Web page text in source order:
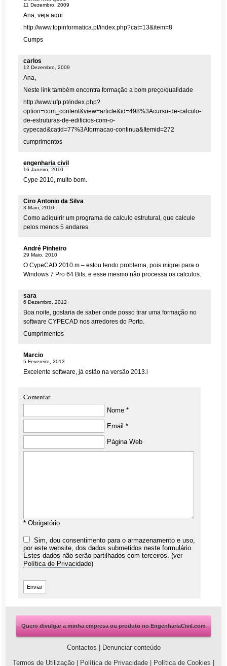
11 Dezembro, 2009
Ana, veja aqui
http://www.topinformatica.pt/index.php?cat=13&item=8
Cumps
carlos
12 Dezembro, 2009
Ana,
Neste link também encontra formação a bom preço/qualidade
http://www.ufp.pt/index.php?
option=com_content&view=article&id=498%3Acurso-de-calculo-
de-estruturas-de-edificios-com-o-
cypecad&catid=77%3Aformacao-continua&Itemid=272
cumprimentos
engenharia civil
16 Janeiro, 2010
Cype 2010, muito bom.
Ciro Antonio da Silva
3 Maio, 2010
Como adiquirir um programa de calculo estrutural, que calcule
pelos menos 5 andares.
André Pinheiro
29 Maio, 2010
O CypeCAD 2010.m – estou tendo problema, pois migrei para o
Windows 7 Pro 64 Bits, e esse mesmo não processa os calculos.
sara
6 Dezembro, 2012
Boa noite, gostaria de saber onde posso tirar uma formação no
software CYPECAD nos arredores do Porto.
Cumprimentos
Marcio
5 Fevereiro, 2013
Excelente software, já estão na versão 2013.i
Comentar
Nome *
Email *
Página Web
* Obrigatório
Sim, dou consentimento para o armazenamento e uso,
por este website, dos dados submetidos neste formulário.
Estes dados não serão partilhados com terceiros. (ver
Política de Privacidade)
Quero divulgar a minha empresa ou produto no EngenhariaCivil.com
Contactos
Denunciar conteúdo
Termos de Utilização
Política de Privacidade Política de Cookies